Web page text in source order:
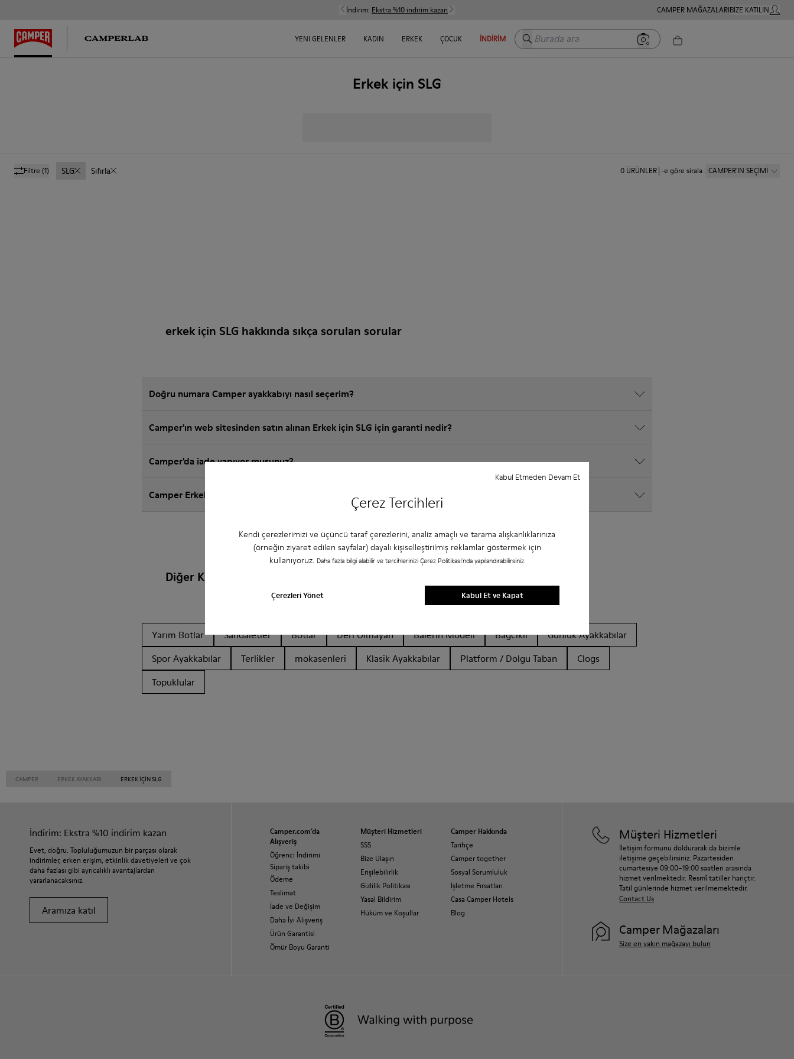
Çerez Tercihleri
Kendi çerezlerimizi ve üçüncü taraf çerezlerini, analiz amaçlı ve tarama alışkanlıklarınıza
(örneğin ziyaret edilen sayfalar) dayalı kişiselleştirilmiş reklamlar göstermek için
kullanıyoruz. Daha fazla bilgi alabilir ve tercihlerinizi Çerez Politikası'nda yapılandırabilirsiniz.
Çerezleri Yönet
Kabul Etmeden Devam Et
Kabul Et ve Kapat
İndirim: Ekstra %10 indirim kazan CAMPER MAĞAZALARIBIZE KATILIN
YENI GELENLER KADIN ERKEK ÇOCUK İNDIRIM Burada ara
Erkek için SLG
Filtre (1) SLG Sıfırla 0 ÜRÜNLER -e göre sirala : CAMPER'IN SEÇİMİ
erkek için SLG hakkında sıkça sorulan sorular
Doğru numara Camper ayakkabıyı nasıl seçerim?
Camper'ın web sitesinden satın alınan Erkek için SLG için garanti nedir?
Camper'da iade yapıyor musunuz?
Camper Erkek için SLG için kargo ücreti ne kadar?
Diğer Kategoriler
Yarım Botlar Sandaletler Botlar Deri Olmayan Balerin Modeli Bağcıklı
Günlük Ayakkabılar
Spor Ayakkabılar
Terlikler mokasenleri Klasik Ayakkabılar Platform / Dolgu Taban
Clogs
Topuklular
CAMPER ERKEK AYAKKABI ERKEK IÇIN SLG
İndirim: Ekstra %10 indirim kazan
Evet, doğru. Topluluğumuzun bir parçası olarak
indirimler, erken erişim, etkinlik davetiyeleri ve çok
daha fazlası gibi ayrıcalıklı avantajlardan
yararlanacaksınız.
Aramıza katıl
Camper.com’da
Alışveriş
Öğrenci İndirimi
Sipariş takibi
Ödeme
Teslimat
İade ve Değişim
Daha İyi Alışveriş
Ürün Garantisi
Ömür Boyu Garanti
Müşteri Hizmetleri
SSS
Bize Ulaşın
Erişilebilirlik
Gizlilik Politikası
Yasal Bildirim
Hüküm ve Koşullar
Camper Hakkında
Tarihçe
Camper together
Sosyal Sorumluluk
İşletme Fırsatları
Casa Camper Hotels
Blog
Müşteri Hizmetleri
İletişim formunu doldurarak da bizimle
iletişime geçebilirsiniz. Pazartesiden
cumartesiye 09:00–19:00 saatleri arasında
hizmet verilmektedir. Resmî tatiller hariçtir.
Tatil günlerinde hizmet verilmemektedir.
Contact Us
Camper Mağazaları
Size en yakın mağazayı bulun